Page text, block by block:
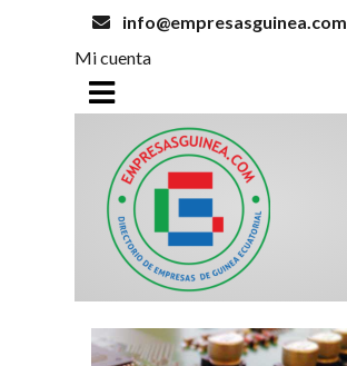
info@empresasguinea.com
Mi cuenta